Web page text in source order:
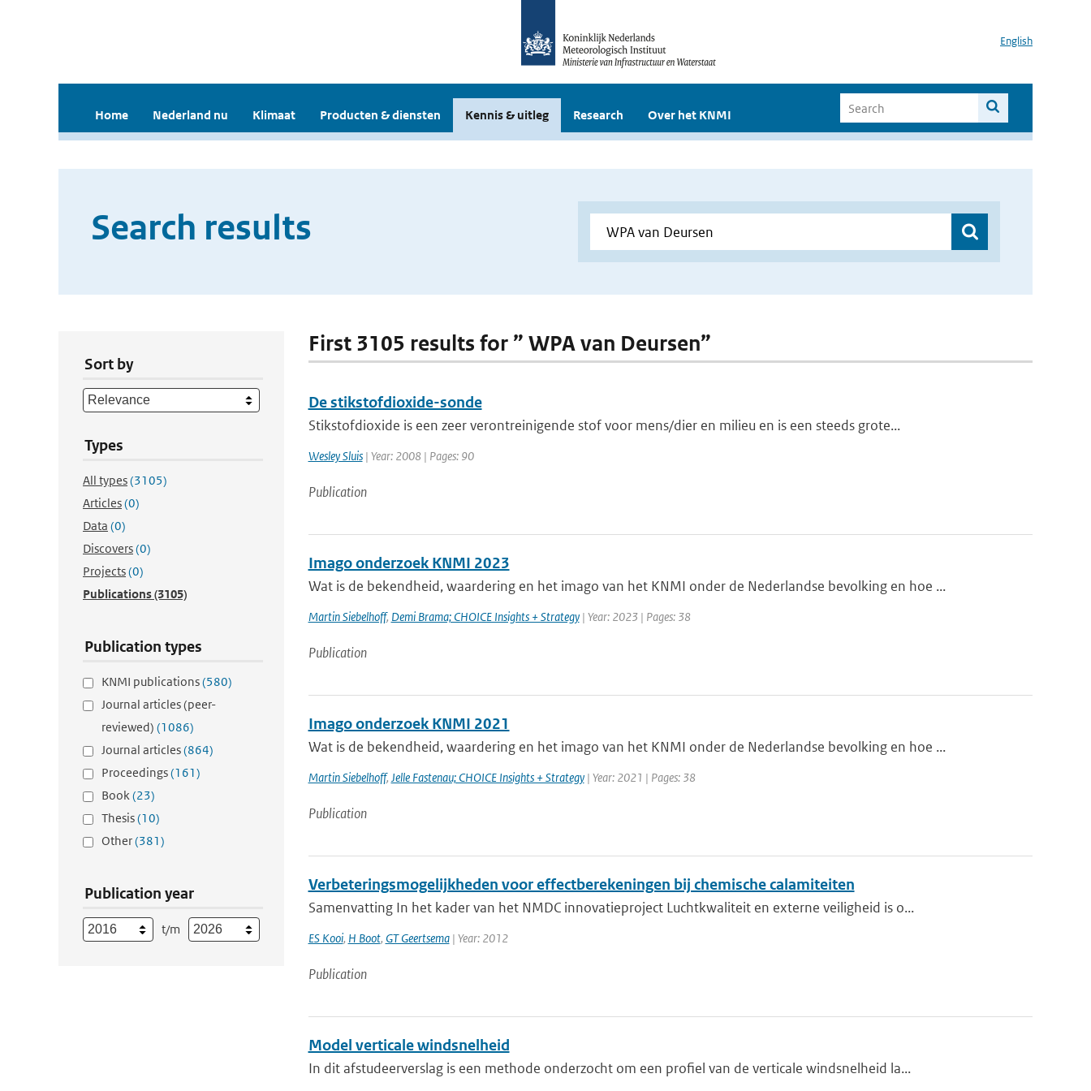
English
Home Nederland nu Klimaat Producten & diensten Kennis & uitleg Research Over het KNMI
Search results
Sort by
Types
All types(3105)
Articles(0)
Data (0)
Discovers(0)
Projects(0)
Publications(3105)
Publication types
KNMI publications(580)
Journal articles (peer-
reviewed) (1086)
Journal articles(864)
Proceedings(161)
Book(23)
Thesis(10)
Other(381)
Publication year
t/m
First 3105 results for ” WPA van Deursen”
De stikstofdioxide-sonde
Stikstofdioxide is een zeer verontreinigende stof voor mens/dier en milieu en is een steeds grote...
Wesley Sluis| Year: 2008 | Pages: 90
Publication
Imago onderzoek KNMI 2023
Wat is de bekendheid, waardering en het imago van het KNMI onder de Nederlandse bevolking en hoe ...
Martin Siebelhoff, Demi Brama; CHOICE Insights + Strategy| Year: 2023 | Pages: 38
Publication
Imago onderzoek KNMI 2021
Wat is de bekendheid, waardering en het imago van het KNMI onder de Nederlandse bevolking en hoe ...
Martin Siebelhoff, Jelle Fastenau; CHOICE Insights + Strategy| Year: 2021 | Pages: 38
Publication
Verbeteringsmogelijkheden voor effectberekeningen bij chemische calamiteiten
Samenvatting In het kader van het NMDC innovatieproject Luchtkwaliteit en externe veiligheid is o...
ES Kooi, H Boot, GT Geertsema| Year: 2012
Publication
Model verticale windsnelheid
In dit afstudeerverslag is een methode onderzocht om een profiel van de verticale windsnelheid la...